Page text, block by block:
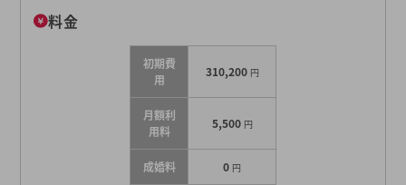
料金
初期費
用
310,200 円
月額利
用料
5,500 円
成婚料 0 円